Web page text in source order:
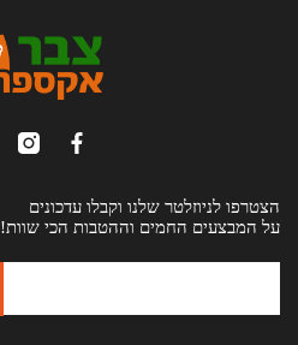
הצטרפו לניוזלטר שלנו וקבלו עדכונים
על המבצעים החמים וההטבות הכי שוות!